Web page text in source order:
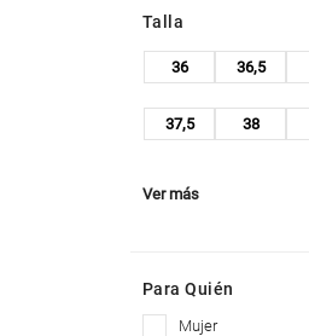
Talla
36 36,5
37,5 38
Ver más
Para Quién
mujer